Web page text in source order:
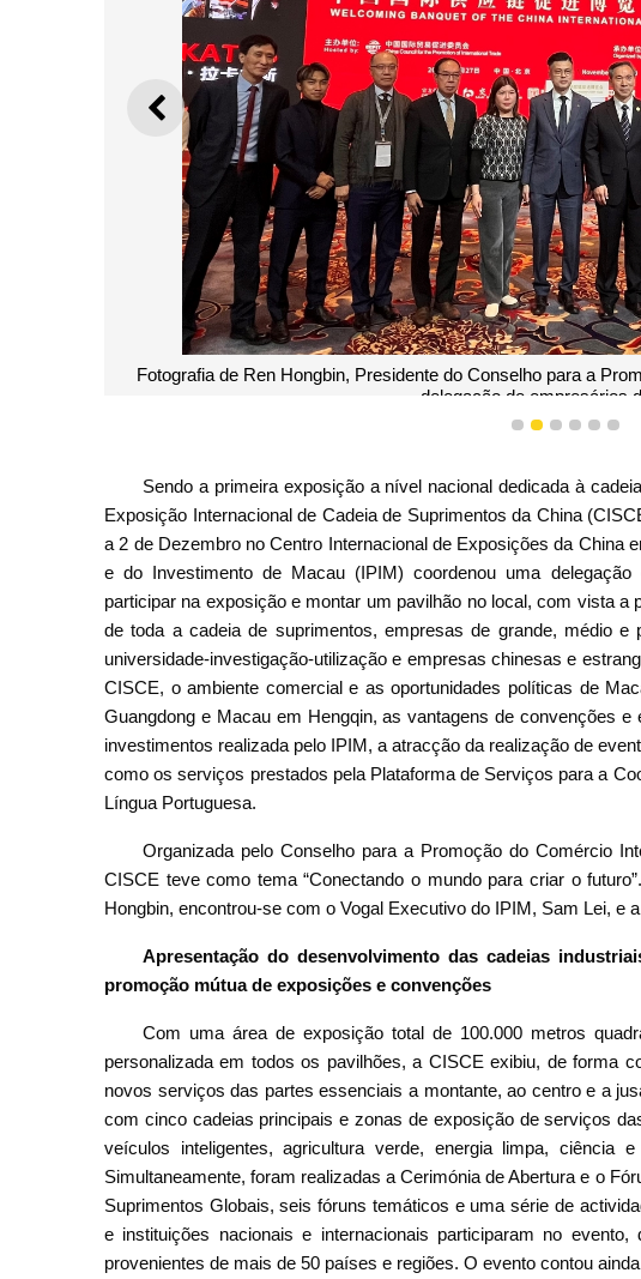
ANTERIOR
Fotografia de Ren Hongbin, Presidente do Conselho para a
delegação de empresários
1
2 3 4 5 6
Sendo a primeira exposição a nível nacional dedicada à
Exposição Internacional de Cadeia de Suprimentos da China
a 2 de Dezembro no Centro Internacional de Exposições da China
e do Investimento de Macau (IPIM) coordenou uma
participar na exposição e montar um pavilhão no local, com vista a
de toda a cadeia de suprimentos, empresas de grande, médio e
universidade-investigação-utilização e empresas chinesas e
CISCE, o ambiente comercial e as oportunidades políticas de
Guangdong e Macau em Hengqin, as vantagens de convenções
investimentos realizada pelo IPIM, a atracção da realização de
como os serviços prestados pela Plataforma de Serviços para a
Língua Portuguesa.
Organizada pelo Conselho para a Promoção do Comércio
CISCE teve como tema “Conectando o mundo para criar o
Hongbin, encontrou-se com o Vogal Executivo do IPIM, Sam Lei, e
Apresentação do desenvolvimento das cadeias
promoção mútua de exposições e convenções
Com uma área de exposição total de 100.000 metros
personalizada em todos os pavilhões, a CISCE exibiu, de forma
novos serviços das partes essenciais a montante, ao centro e a
com cinco cadeias principais e zonas de exposição de serviços
veículos inteligentes, agricultura verde, energia limpa, ciência
Simultaneamente, foram realizadas a Cerimónia de Abertura e o
Suprimentos Globais, seis fóruns temáticos e uma série de
e instituições nacionais e internacionais participaram no
provenientes de mais de 50 países e regiões. O evento contou